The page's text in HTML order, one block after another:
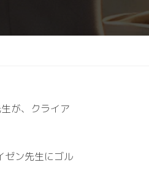
が、クライア
ゼン先生にゴル